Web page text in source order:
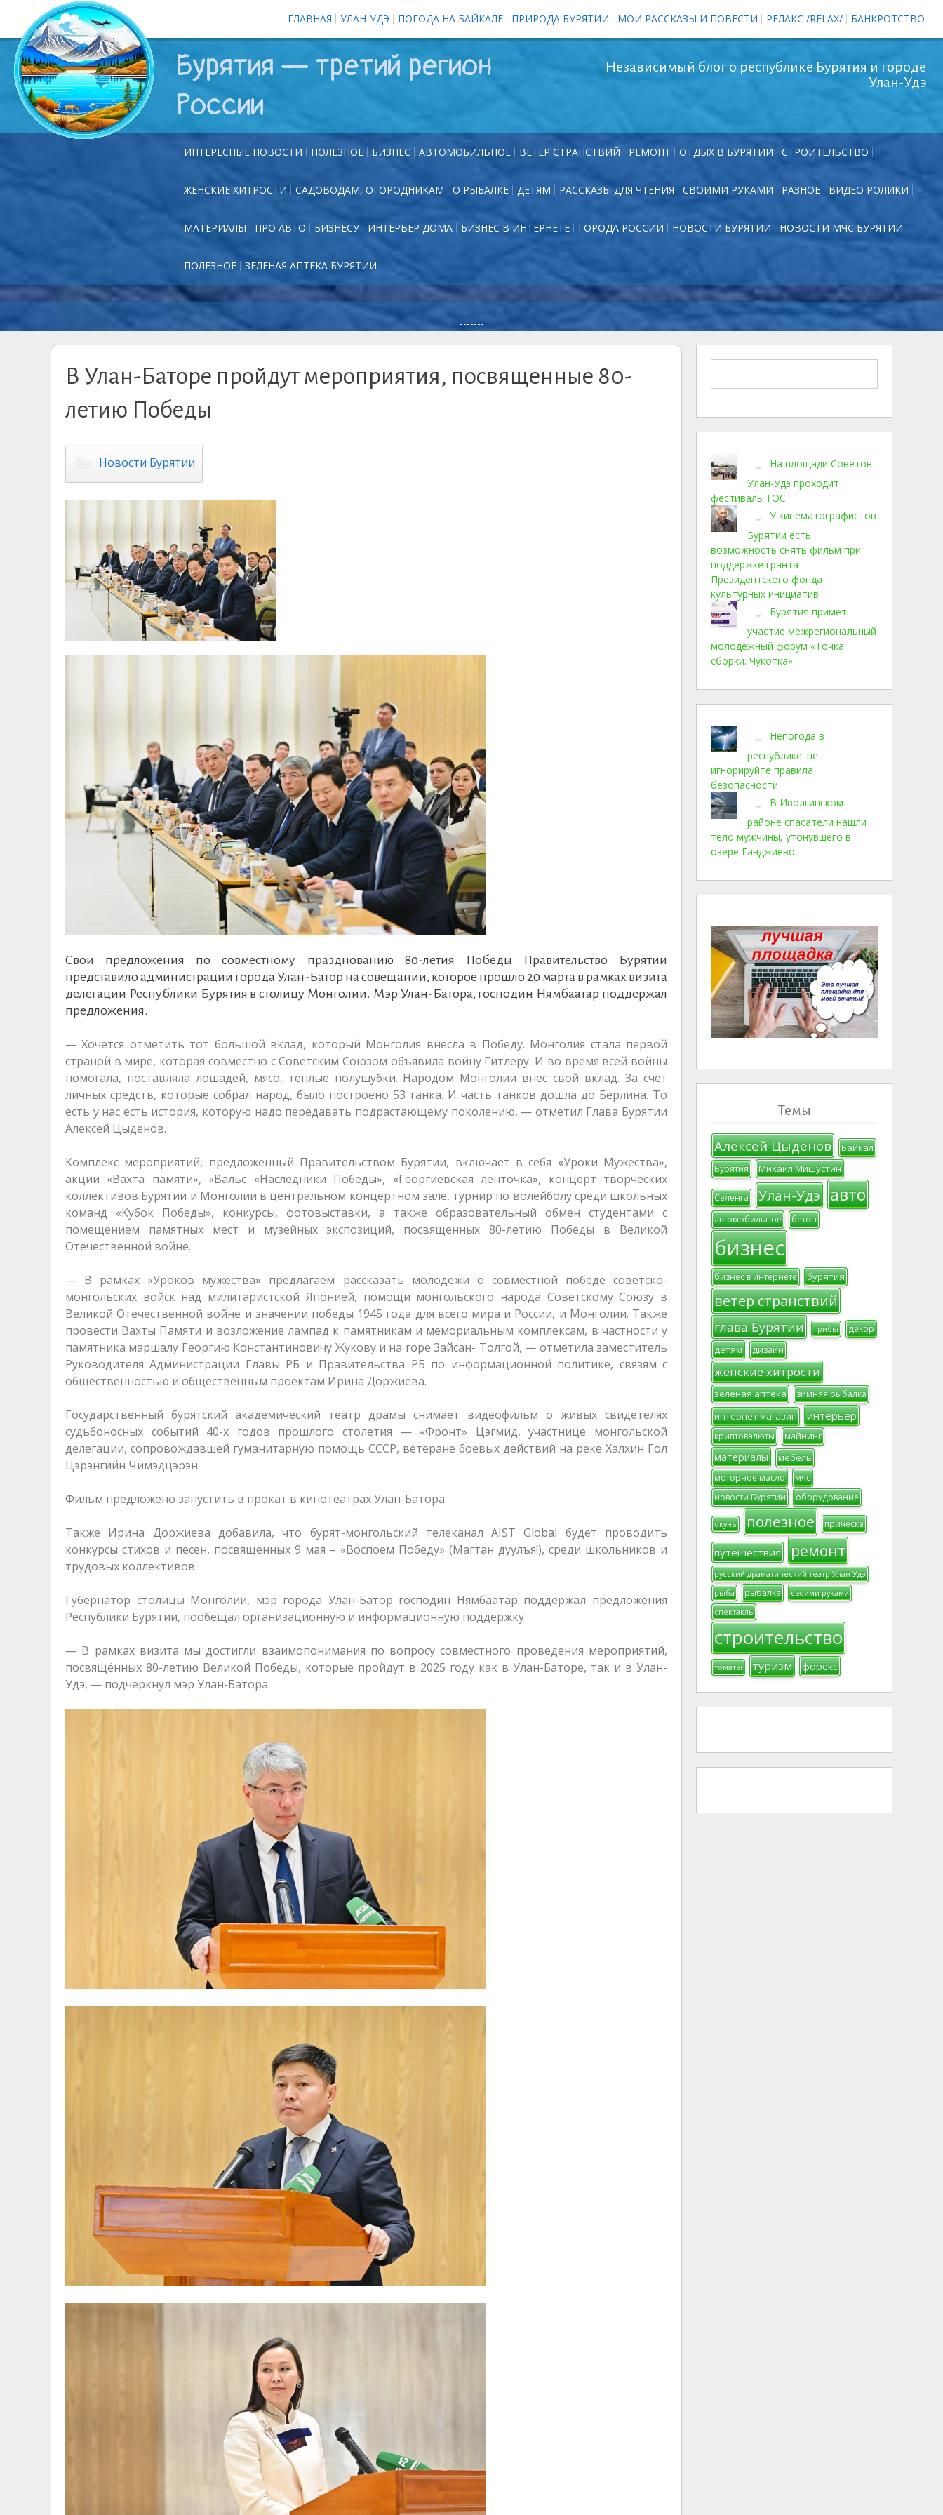
ГЛАВНАЯ УЛАН-УДЭ ПОГОДА НА БАЙКАЛЕ ПРИРОДА БУРЯТИИ МОИ РАССКАЗЫ И ПОВЕСТИ РЕЛАКС /RELAX/ БАНКРОТСТВО
Бурятия — третий регион
России
Независимый блог о республике Бурятия и городе
Улан-Удэ
ИНТЕРЕСНЫЕ НОВОСТИ ПОЛЕЗНОЕ БИЗНЕС АВТОМОБИЛЬНОЕ ВЕТЕР СТРАНСТВИЙ РЕМОНТ ОТДЫХ В БУРЯТИИ СТРОИТЕЛЬСТВО
ЖЕНСКИЕ ХИТРОСТИ САДОВОДАМ, ОГОРОДНИКАМ О РЫБАЛКЕ ДЕТЯМ РАССКАЗЫ ДЛЯ ЧТЕНИЯ СВОИМИ РУКАМИ РАЗНОЕ ВИДЕО РОЛИКИ
МАТЕРИАЛЫ ПРО АВТО БИЗНЕСУ ИНТЕРЬЕР ДОМА БИЗНЕС В ИНТЕРНЕТЕ ГОРОДА РОССИИ НОВОСТИ БУРЯТИИ НОВОСТИ МЧС БУРЯТИИ
ПОЛЕЗНОЕ ЗЕЛЕНАЯ АПТЕКА БУРЯТИИ
-------
В Улан-Баторе пройдут мероприятия, посвященные 80-
летию Победы
Новости Бурятии
Свои предложения по совместному празднованию 80-летия Победы Правительство Бурятии
представило администрации города Улан-Батор на совещании, которое прошло 20 марта в рамках визита
делегации Республики Бурятия в столицу Монголии. Мэр Улан-Батора, господин Нямбаатар поддержал
предложения.
— Хочется отметить тот большой вклад, который Монголия внесла в Победу. Монголия стала первой
страной в мире, которая совместно с Советским Союзом объявила войну Гитлеру. И во время всей войны
помогала, поставляла лошадей, мясо, теплые полушубки. Народом Монголии внес свой вклад. За счет
личных средств, которые собрал народ, было построено 53 танка. И часть танков дошла до Берлина. То
есть у нас есть история, которую надо передавать подрастающему поколению, — отметил Глава Бурятии
Алексей Цыденов.
Комплекс мероприятий, предложенный Правительством Бурятии, включает в себя «Уроки Мужества»,
акции «Вахта памяти», «Вальс «Наследники Победы», «Георгиевская ленточка», концерт творческих
коллективов Бурятии и Монголии в центральном концертном зале, турнир по волейболу среди школьных
команд «Кубок Победы», конкурсы, фотовыставки, а также образовательный обмен студентами с
помещением памятных мест и музейных экспозиций, посвященных 80-летию Победы в Великой
Отечественной войне.
— В рамках «Уроков мужества» предлагаем рассказать молодежи о совместной победе советско-
монгольских войск над милитаристской Японией, помощи монгольского народа Советскому Союзу в
Великой Отечественной войне и значении победы 1945 года для всего мира и России, и Монголии. Также
провести Вахты Памяти и возложение лампад к памятникам и мемориальным комплексам, в частности у
памятника маршалу Георгию Константиновичу Жукову и на горе Зайсан- Толгой, — отметила заместитель
Руководителя Администрации Главы РБ и Правительства РБ по информационной политике, связям с
общественностью и общественным проектам Ирина Доржиева.
Государственный бурятский академический театр драмы снимает видеофильм о живых свидетелях
судьбоносных событий 40-х годов прошлого столетия — «Фронт» Цэгмид, участнице монгольской
делегации, сопровождавшей гуманитарную помощь СССР, ветеране боевых действий на реке Халхин Гол
Цэрэнгийн Чимэдцэрэн.
Фильм предложено запустить в прокат в кинотеатрах Улан-Батора.
Также Ирина Доржиева добавила, что бурят-монгольский телеканал AIST Global будет проводить
конкурсы стихов и песен, посвященных 9 мая – «Воспоем Победу» (Магтан дуулъя!), среди школьников и
трудовых коллективов.
Губернатор столицы Монголии, мэр города Улан-Батор господин Нямбаатар поддержал предложения
Республики Бурятии, пообещал организационную и информационную поддержку
— В рамках визита мы достигли взаимопонимания по вопросу совместного проведения мероприятий,
посвящённых 80-летию Великой Победы, которые пройдут в 2025 году как в Улан-Баторе, так и в Улан-
Удэ, — подчеркнул мэр Улан-Батора.
На площади Советов
Улан-Удэ проходит
фестиваль ТОС
У кинематографистов
Бурятии есть
возможность снять фильм при
поддержке гранта
Президентского фонда
культурных инициатив
Бурятия примет
участие межрегиональный
молодёжный форум «Точка
сборки. Чукотка»
Непогода в
республике: не
игнорируйте правила
безопасности
В Иволгинском
районе спасатели нашли
тело мужчины, утонувшего в
озере Ганджиево
Темы
Алексей Цыденов Байкал
Бурятия Михаил Мишустин
Селенга Улан-Удэ авто
автомобильное бетон
бизнес
бизнес в интернете бурятия
ветер странствий
глава Бурятии грибы декор
детям дизайн
женские хитрости
зеленая аптека зимняя рыбалка
интернет магазин интерьер
криптовалюты майнинг
материалы мебель
моторное масло
мчс
новости Бурятии
оборудование
окунь полезное прическа
путешествия ремонт
русский драматический театр Улан-Удэ
рыба
рыбалка
своими руками
спектакль
строительство
томаты туризм форекс